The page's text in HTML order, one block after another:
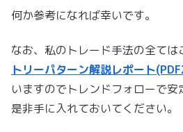
何か参考になれば幸いです。
なお、私のトレード手法の全ては
トリーパターン解説レポート
いますのでトレンドフォローで
是非手に入れておいてください。